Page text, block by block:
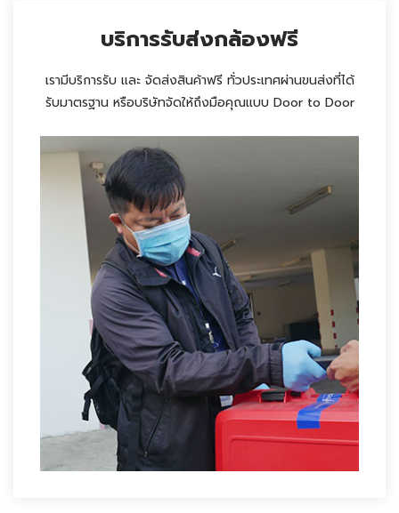
บริการรับส่งกล้องฟรี
เรามีบริการรับ และ จัดส่งสินค้าฟรี ทั่วประเทศผ่านขนส่งที่ได้
รับมาตรฐาน หรือบริษัทจัดให้ถึงมือคุณแบบ Door to Door